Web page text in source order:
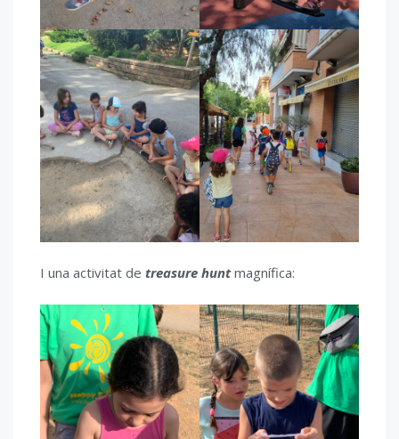
I una activitat de treasure hunt magnífica: